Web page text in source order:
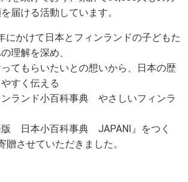
届ける活動しています。
にかけて日本とフィンランドの子どもた
理解を深め、
てもらいたいとの想いから、日本の歴
すく伝える
ランド小百科事典 やさしいフィンラ
版 日本小百科事典 JAPANI』をつく
贈させていただきました。